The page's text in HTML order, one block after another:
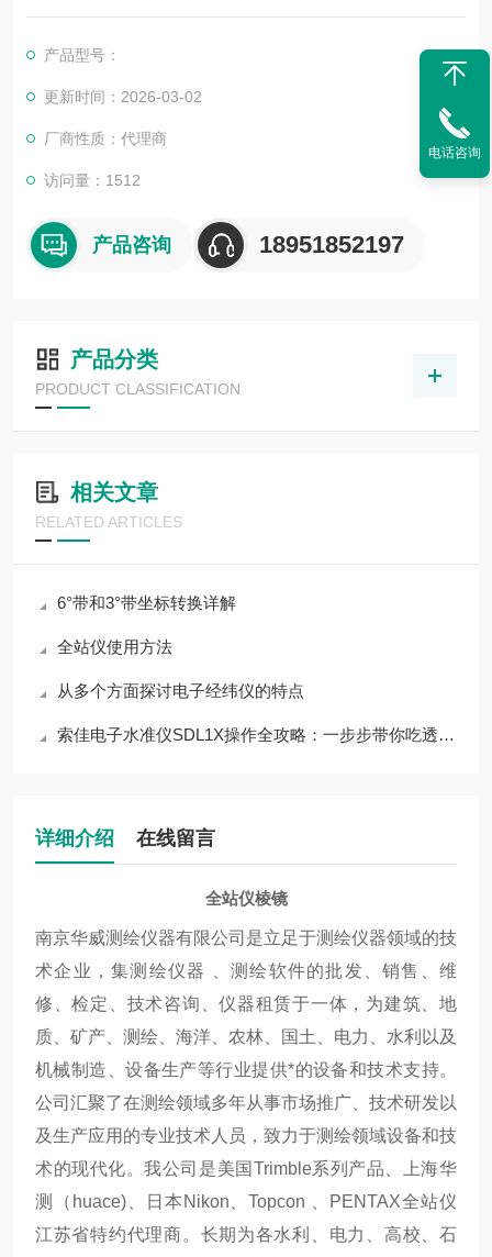
量学中已经成为了重要的测量工具。而全站仪中的棱镜则是起到
产品型号：
更新时间：2026-03-02
厂商性质：代理商
访问量：1512
产品咨询 18951852197
产品分类
PRODUCT CLASSIFICATION
相关文章
RELATED ARTICLES
6°带和3°带坐标转换详解
全站仪使用方法
从多个方面探讨电子经纬仪的特点
索佳电子水准仪SDL1X操作全攻略：一步步带你吃透核心流程
详细介绍 在线留言
全站仪棱镜
南京华威测绘仪器有限公司是立足于测绘仪器领域的技
术企业，集测绘仪器 、测绘软件的批发、销售、维
修、检定、技术咨询、仪器租赁于一体，为建筑、地
质、矿产、测绘、海洋、农林、国土、电力、水利以及
机械制造、设备生产等行业提供*的设备和技术支持。
公司汇聚了在测绘领域多年从事市场推广、技术研发以
及生产应用的专业技术人员，致力于测绘领域设备和技
术的现代化。我公司是美国Trimble系列产品、上海华
测（huace)、日本Nikon、Topcon 、PENTAX全站仪
江苏省特约代理商。长期为各水利、电力、高校、石
电话咨询